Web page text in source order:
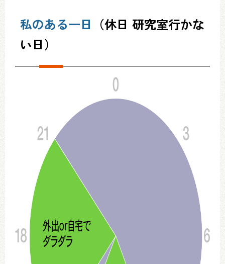
私のある一日 （休日 研究室行かな
い日）